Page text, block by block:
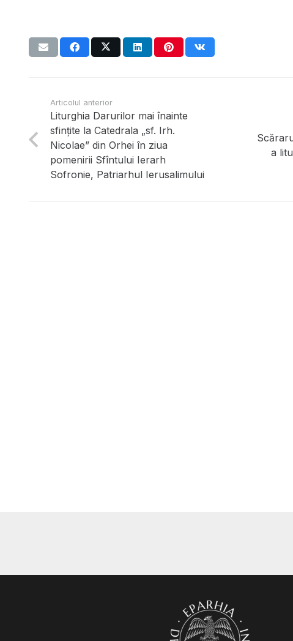
Articolul anterior
Liturghia Darurilor mai înainte
sfințite la Catedrala „sf. Irh.
Nicolae” din Orhei în ziua
pomenirii Sfîntului Ierarh
Sofronie, Patriarhul Ierusalimului
a